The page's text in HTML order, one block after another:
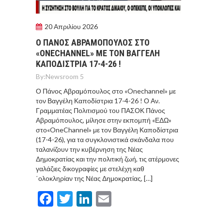
20 Απριλίου 2026
Ο ΠΆΝΟΣ ΑΒΡΑΜΌΠΟΥΛΟΣ ΣΤΟ
«ONECHANNEL» ΜΕ ΤΟΝ ΒΑΓΓΈΛΗ
ΚΑΠΟΔΊΣΤΡΙΑ 17-4-26 !
By:Newsroom 5
Ο Πάνος Αβραμόπουλος στο «Onechannel» με
τον Βαγγέλη Καποδίστρια 17-4-26 ! Ο Αν.
Γραμματέας Πολιτισμού του ΠΑΣΟΚ Πάνος
Αβραμόπουλος, μίλησε στην εκπομπή «ΕΔΩ»
στο«OneChannel» με τον Βαγγέλη Καποδίστρια
(17-4-26), για τα συγκλονιστικά σκάνδαλα που
ταλανίζουν την κυβέρνηση της Νέας
Δημοκρατίας και την πολιτική ζωή, τις ατέρμονες
γαλάζιες δικογραφίες με στελέχη καθ
΄ολοκληρίαν της Νέας Δημοκρατίας, […]
Facebook
TwitterLinkedIn